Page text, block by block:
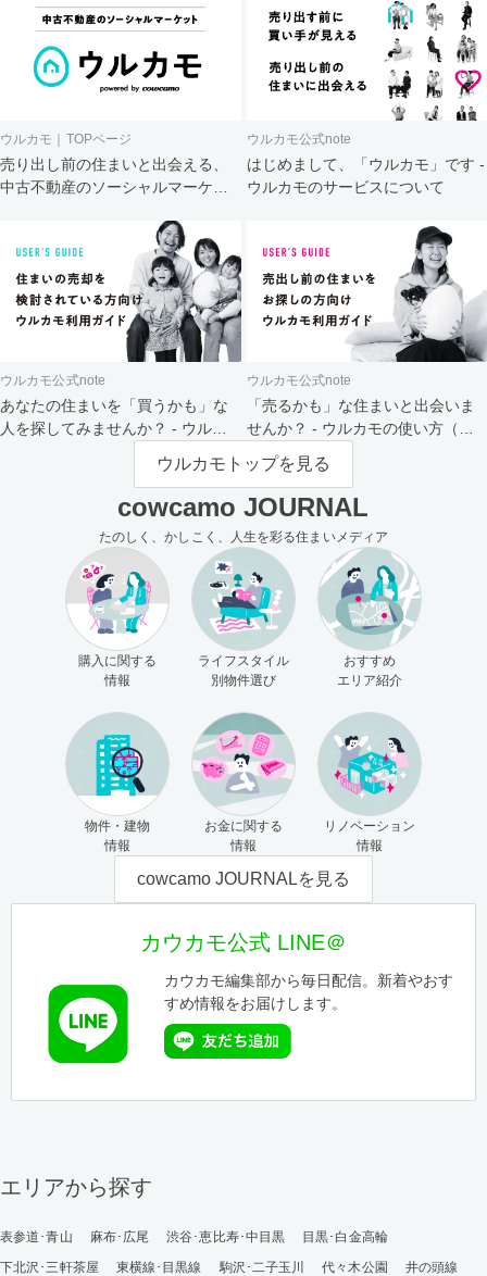
ウルカモ｜TOPページ
売り出し前の住まいと出会える、
中古不動産のソーシャルマーケッ
ウルカモ公式note
はじめまして、「ウルカモ」です -
ウルカモのサービスについて
ウルカモ公式note
あなたの住まいを「買うかも」な
人を探してみませんか？ - ウルカ
ウルカモ公式note
「売るかも」な住まいと出会いま
せんか？ - ウルカモの使い方（買
主さま向け）
ウルカモトップを見る
cowcamo JOURNAL
たのしく、かしこく、人生を彩る住まいメディア
購入に関する
情報
ライフスタイル
別物件選び
おすすめ
エリア紹介
物件・建物
情報
お金に関する
情報
リノベーション
情報
cowcamo JOURNALを見る
カウカモ公式 LINE＠
カウカモ編集部から毎日配信。新着やおす
すめ情報をお届けします。
エリアから探す
表参道･青山 麻布･広尾 渋谷･恵比寿･中目黒
目黒･白金高輪
下北沢･三軒茶屋
東横線･目黒線 駒沢･二子玉川 代々木公園
井の頭線